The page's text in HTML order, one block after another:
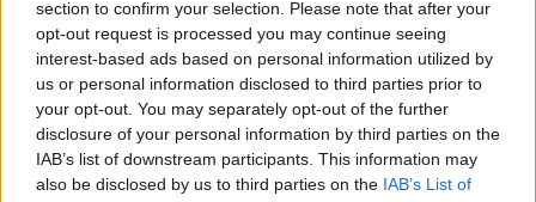
section to confirm your selection. Please note that after your
opt-out request is processed you may continue seeing
interest-based ads based on personal information utilized by
us or personal information disclosed to third parties prior to
your opt-out. You may separately opt-out of the further
disclosure of your personal information by third parties on the
IAB’s list of downstream participants. This information may
also be disclosed by us to third parties on the IAB’s List of